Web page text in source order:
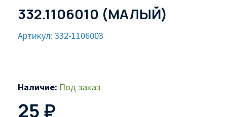
332.1106010 (МАЛЫЙ)
Артикул: 332-1106003
Наличие: Под заказ
25 ₽